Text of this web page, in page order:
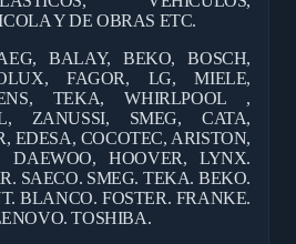
Y DE OBRAS ETC.
BALAY, BEKO, BOSCH,
FAGOR, LG, MIELE,
TEKA, WHIRLPOOL ,
ZANUSSI, SMEG, CATA,
EDESA, COCOTEC, ARISTON,
DAEWOO, HOOVER, LYNX.
SAECO. SMEG. TEKA. BEKO.
BLANCO. FOSTER. FRANKE.
TOSHIBA.